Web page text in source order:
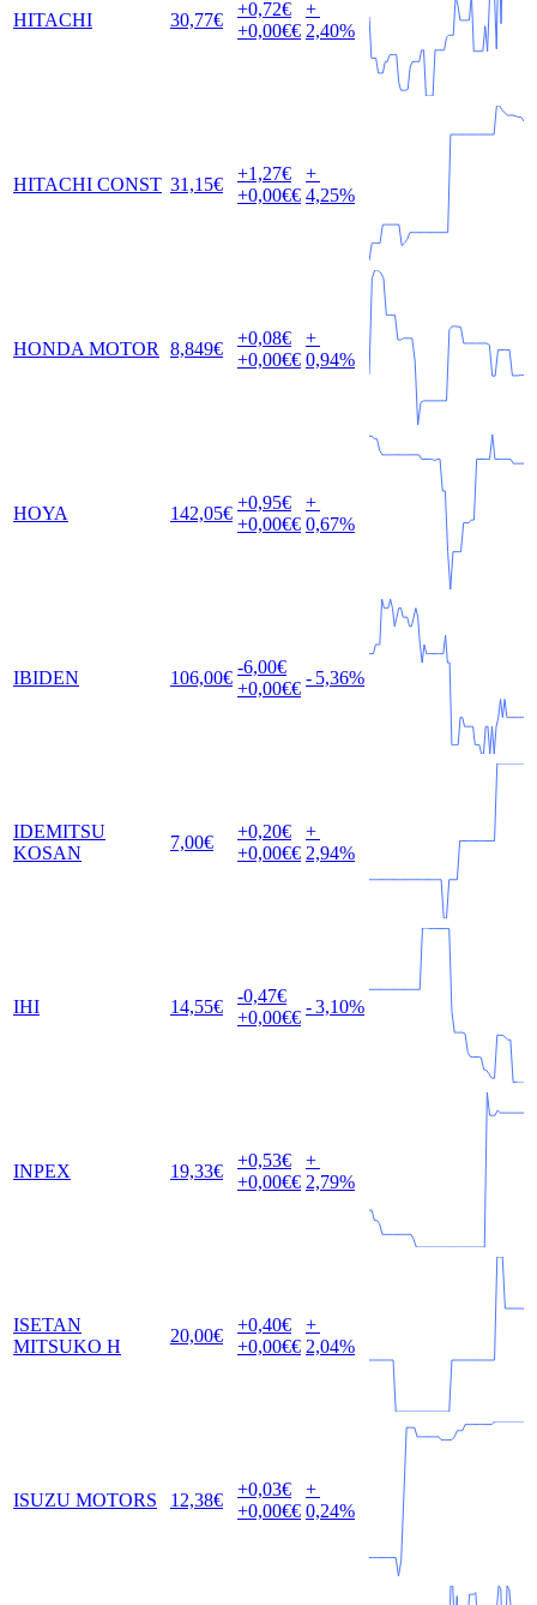
HITACHI 30,77€
+0,72€
+0,00€€
+
2,40%
HITACHI CONST 31,15€
+1,27€
+0,00€€
+
4,25%
HONDA MOTOR 8,849€
+0,08€
+0,00€€
+
0,94%
HOYA 142,05€
+0,95€
+0,00€€
+
0,67%
IBIDEN 106,00€
-6,00€
+0,00€€
- 5,36%
IDEMITSU
KOSAN
7,00€
+0,20€
+0,00€€
+
2,94%
IHI 14,55€
-0,47€
+0,00€€
-3,10%
INPEX 19,33€
+0,53€
+0,00€€
+
2,79%
ISETAN
MITSUKO H
20,00€
+0,40€
+0,00€€
+
2,04%
ISUZU MOTORS 12,38€
+0,03€
+0,00€€
+
0,24%